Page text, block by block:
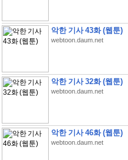
악한 기사 43화 (웹툰)
webtoon.daum.net
악한 기사 32화 (웹툰)
webtoon.daum.net
악한 기사 46화 (웹툰)
webtoon.daum.net